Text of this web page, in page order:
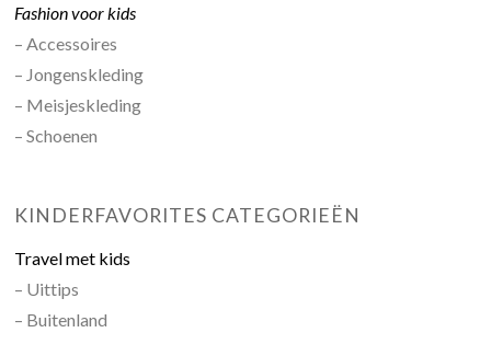
Fashion voor kids
– Accessoires
– Jongenskleding
– Meisjeskleding
– Schoenen
KINDERFAVORITES CATEGORIEËN
Travel met kids
– Uittips
– Buitenland